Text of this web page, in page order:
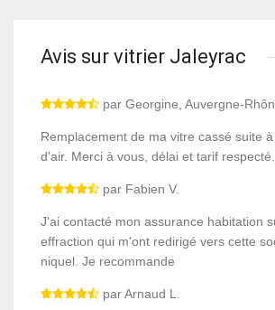
Avis sur vitrier Jaleyrac
par Georgine, Auvergne-
Remplacement de ma vitre cassé suite
d'air. Merci à vous, délai et tarif respecté.
par Fabien V.
J'ai contacté mon assurance habitation
effraction qui m'ont redirigé vers cette
niquel. Je recommande
par Arnaud L.